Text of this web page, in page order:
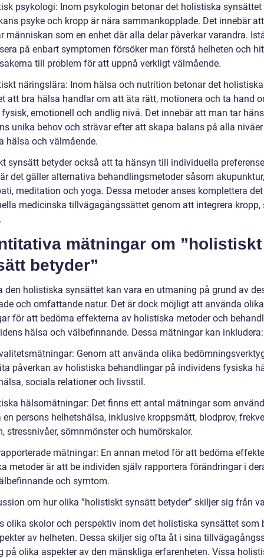
psykologi: Inom psykologin betonar det holistiska synsättet
psyke och kropp är nära sammankopplade. Det innebär
människan som en enhet där alla delar påverkar varandra.
på enbart symptomen försöker man förstå helheten och
till problem för att uppnå verkligt välmående.
näringslära: Inom hälsa och nutrition betonar det holistiska
att bra hälsa handlar om att äta rätt, motionera och ta hand
emotionell och andlig nivå. Det innebär att man tar
unika behov och strävar efter att skapa balans på alla
hälsa och välmående.
synsätt betyder också att ta hänsyn till individuella
det gäller alternativa behandlingsmetoder såsom akupunktur,
meditation och yoga. Dessa metoder anses komplettera det
medicinska tillvägagångssättet genom att integrera kropp,
mätningar om ”holistiskt
betyder”
den holistiska synsättet kan vara en utmaning på grund av
och omfattande natur. Det är dock möjligt att använda olika
för att bedöma effekterna av holistiska metoder och
hälsa och välbefinnande. Dessa mätningar kan inkludera:
Genom att använda olika
påverkan av holistiska behandlingar på individens fysiska
sociala relationer och livsstil.
hälsomätningar: Det finns ett antal mätningar som
en persons helhetshälsa, inklusive kroppsmått, blodprov,
stressnivåer, sömnmönster och humörskalor.
mätningar: En annan metod för att bedöma
metoder är att be individen själv rapportera förändringar i
och symtom.
om hur olika ”holistiskt synsätt betyder” skiljer sig från
olika skolor och perspektiv inom det holistiska synsättet som
av helheten. Dessa skiljer sig ofta åt i sina
på olika aspekter av den mänskliga erfarenheten. Vissa